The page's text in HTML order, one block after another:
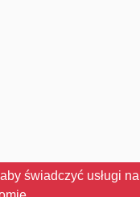
świadczyć usługi na